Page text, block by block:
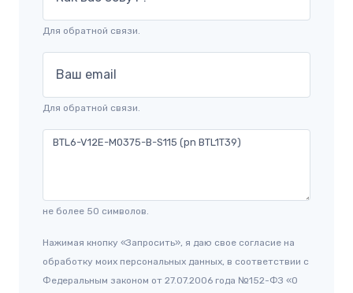
Для обратной связи.
Ваш email
Для обратной связи.
не более 50 символов.
Нажимая кнопку «Запросить», я даю свое согласие на
обработку моих персональных данных, в соответствии с
Федеральным законом от 27.07.2006 года №152-ФЗ «О